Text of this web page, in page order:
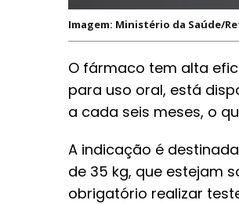
Imagem: Ministério da Saúde/
O fármaco tem alta
para uso oral, está
a cada seis meses, o
A indicação é
de 35 kg, que estejam
obrigatório realizar